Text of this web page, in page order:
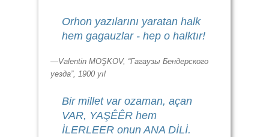
Orhon yazılarını yaratan halk
hem gagauzlar - hep o halktır!
—Valentin MOŞKOV, “Гагаузы Бендерского
уезда”, 1900 yıl
Bir millet var ozaman, açan
VAR, YAŞÊÊR hem
İLERLEER onun ANA DİLİ.